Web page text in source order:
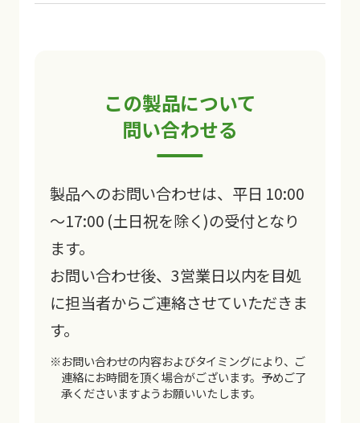
この製品について
問い合わせる
製品へのお問い合わせは、平日 10:00
～17:00 (土日祝を除く)の受付となり
ます。
お問い合わせ後、3営業日以内を目処
に担当者からご連絡させていただきま
す。
※お問い合わせの内容およびタイミングにより、ご
連絡にお時間を頂く場合がございます。 予めご了
承くださいますようお願いいたします。